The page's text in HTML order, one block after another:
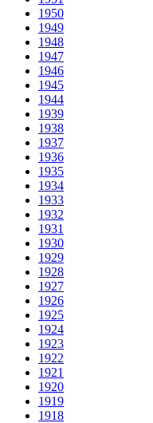
1950
1949
1948
1947
1946
1945
1944
1939
1938
1937
1936
1935
1934
1933
1932
1931
1930
1929
1928
1927
1926
1925
1924
1923
1922
1921
1920
1919
1918